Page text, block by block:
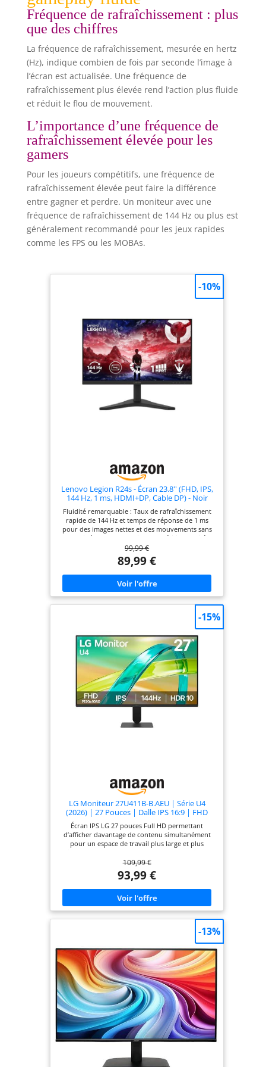
Fréquence de rafraîchissement : plus
que des chiffres
La fréquence de rafraîchissement, mesurée en hertz
(Hz), indique combien de fois par seconde l’image à
l’écran est actualisée. Une fréquence de
rafraîchissement plus élevée rend l’action plus fluide
et réduit le flou de mouvement.
L’importance d’une fréquence de
rafraîchissement élevée pour les
gamers
Pour les joueurs compétitifs, une fréquence de
rafraîchissement élevée peut faire la différence
entre gagner et perdre. Un moniteur avec une
fréquence de rafraîchissement de 144 Hz ou plus est
généralement recommandé pour les jeux rapides
comme les FPS ou les MOBAs.
Lenovo Legion R24s - Écran 23.8'' (FHD, IPS,
144 Hz, 1 ms, HDMI+DP, Cable DP) - Noir
(New)
Fluidité remarquable : Taux de rafraîchissement
rapide de 144 Hz et temps de réponse de 1 ms
pour des images nettes et des mouvements sans
flou, idéal pour le gaming compétitif. Qualité
d’image IPS Full HD : Écran 23.8 pouces avec
technologie IPS offrant des couleurs vives et des
angles de vue larges pour une expérience visuelle
immersive. Connectivité complète : Ports HDMI et
DisplayPort avec câble DP inclus pour une
connexion facile et stable à vos PC, consoles et
autres appareils multimédias. Design élégant et
finition noire sobre, parfait pour un setup gaming
moderne et épuré. Confort visuel optimisé :
Technologie anti-scintillement et certification TÜV
Rheinland Eye Comfort pour réduire la fatigue
oculaire lors de longues sessions devant l’écran.
99,99 €
89,99 €
-10%
LG Moniteur 27U411B-B.AEU | Série U4
(2026) | 27 Pouces | Dalle IPS 16:9 | FHD
1920 x 1080 | 144Hz | 5ms (GtG) | HDR 10 |
sRGB 99%
Écran IPS LG 27 pouces Full HD permettant
d’afficher davantage de contenu simultanément
pour un espace de travail plus large et plus
couleurs riches et éclatantes ainsi que d’un
contraste amélioré pour des images fidèles à la
réalité. Image fluide et nette avec un taux de
rafraîchissement de 144 Hz. Design quasi sans
bordures – Maximisez l’espace d’affichage avec un
style épuré et moderne. LG Switch – Contrôlez
facilement plusieurs appareils avec un seul clavier
travail optimisé. Design sans bordures avec pied
109,99 €
93,99 €
-15%
-13%